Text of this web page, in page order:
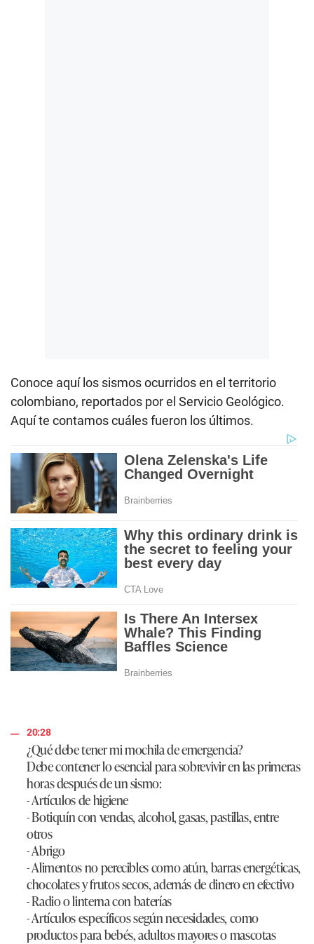
Conoce aquí los sismos ocurridos en el territorio
colombiano, reportados por el Servicio Geológico.
Aquí te contamos cuáles fueron los últimos.
20:28
¿Qué debe tener mi mochila de emergencia?
Debe contener lo esencial para sobrevivir en las primeras
horas después de un sismo:
- Artículos de higiene
- Botiquín con vendas, alcohol, gasas, pastillas, entre
otros
- Abrigo
- Alimentos no perecibles como atún, barras energéticas,
chocolates y frutos secos, además de dinero en efectivo
- Radio o linterna con baterías
- Artículos específicos según necesidades, como
productos para bebés, adultos mayores o mascotas